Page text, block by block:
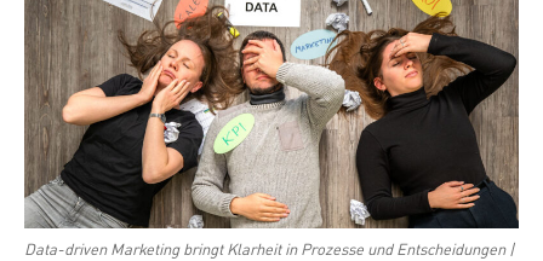
Data-driven Marketing bringt Klarheit in Prozesse und Entscheidungen |